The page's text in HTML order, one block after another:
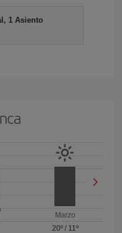
1 Asiento
Marzo
20º/ 11º